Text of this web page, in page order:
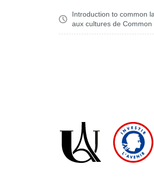
Introduction to common
aux cultures de Common